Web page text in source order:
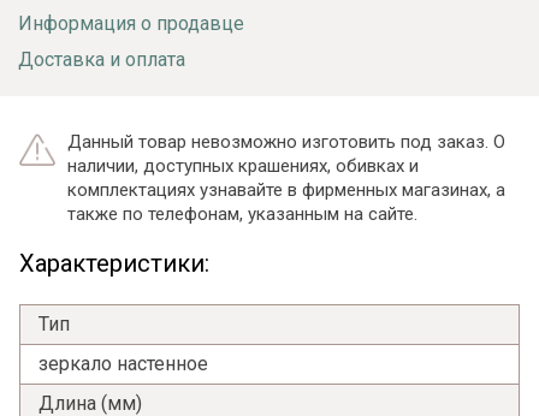
Информация о продавце
Доставка и оплата
Данный товар невозможно изготовить под заказ. О
наличии, доступных крашениях, обивках и
комплектациях узнавайте в фирменных магазинах, а
также по телефонам, указанным на сайте.
Характеристики:
Тип
зеркало настенное
Длина (мм)